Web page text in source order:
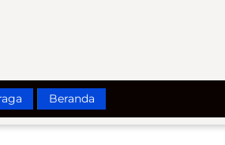
Beranda